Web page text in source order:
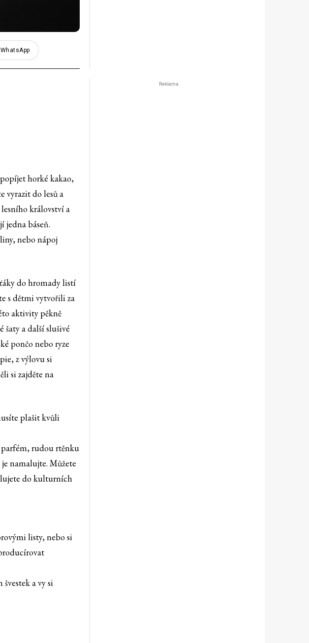
WhatsApp
horké kakao,
vyrazit do lesů a
království a
jedna báseň.
nebo nápoj
do hromady listí
s dětmi vytvořili za
aktivity pěkně
šaty a další slušivé
pončo nebo ryze
z výlovu si
si zajděte na
plašit kvůli
parfém, rudou rtěnku
namalujte. Můžete
do kulturních
listy, nebo si
a vy si
Reklama